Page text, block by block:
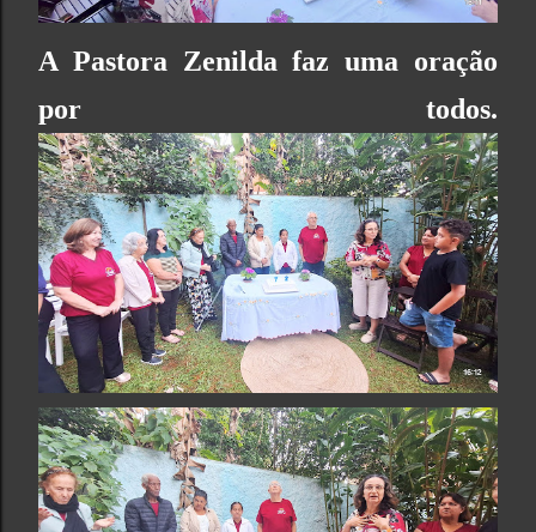
A Pastora Zenilda faz uma oração
por todos.